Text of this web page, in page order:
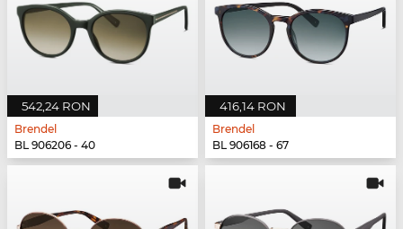
542,24 RON
Brendel
BL 906206 - 40
416,14 RON
Brendel
BL 906168 - 67